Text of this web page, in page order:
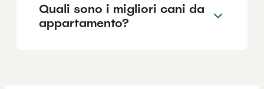
Quali sono i migliori cani da
appartamento?